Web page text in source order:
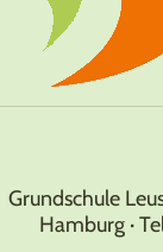
Grundschule
Hamburg ·